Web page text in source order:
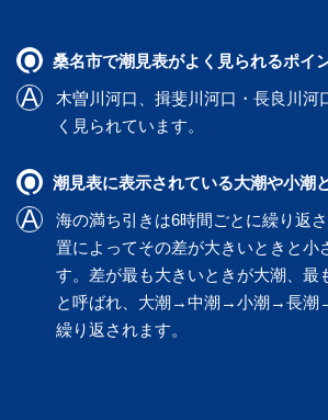
桑名市で潮見表がよく見られるポイ
木曽川河口
揖斐川河口・長良川河
く見られています。
潮見表に表示されている大潮や小潮
海の満ち引きは6時間ごとに繰り返
置によってその差が大きいときと小
す。差が最も大きいときが大潮、最
と呼ばれ、大潮→中潮→小潮→長潮
繰り返されます。